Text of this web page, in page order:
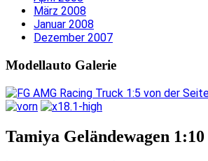
März 2008
Januar 2008
Dezember 2007
Modellauto Galerie
Tamiya Geländewagen 1:10